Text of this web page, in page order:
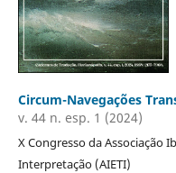
Circum-Navegações
v. 44 n. esp. 1 (2024)
X Congresso da Associação
Interpretação (AIETI)